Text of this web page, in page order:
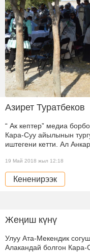
Азирет Туратбеков
“ Ак кептер” медиа
Кара-Суу айылынын
иштегени кетти. Ал
19 Май 2018 жыл 12:18
Кененирээк
Жеңиш күнү
Улуу Ата-Мекендик
Алакандай болгон